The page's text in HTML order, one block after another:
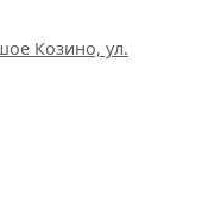
Козино, ул.